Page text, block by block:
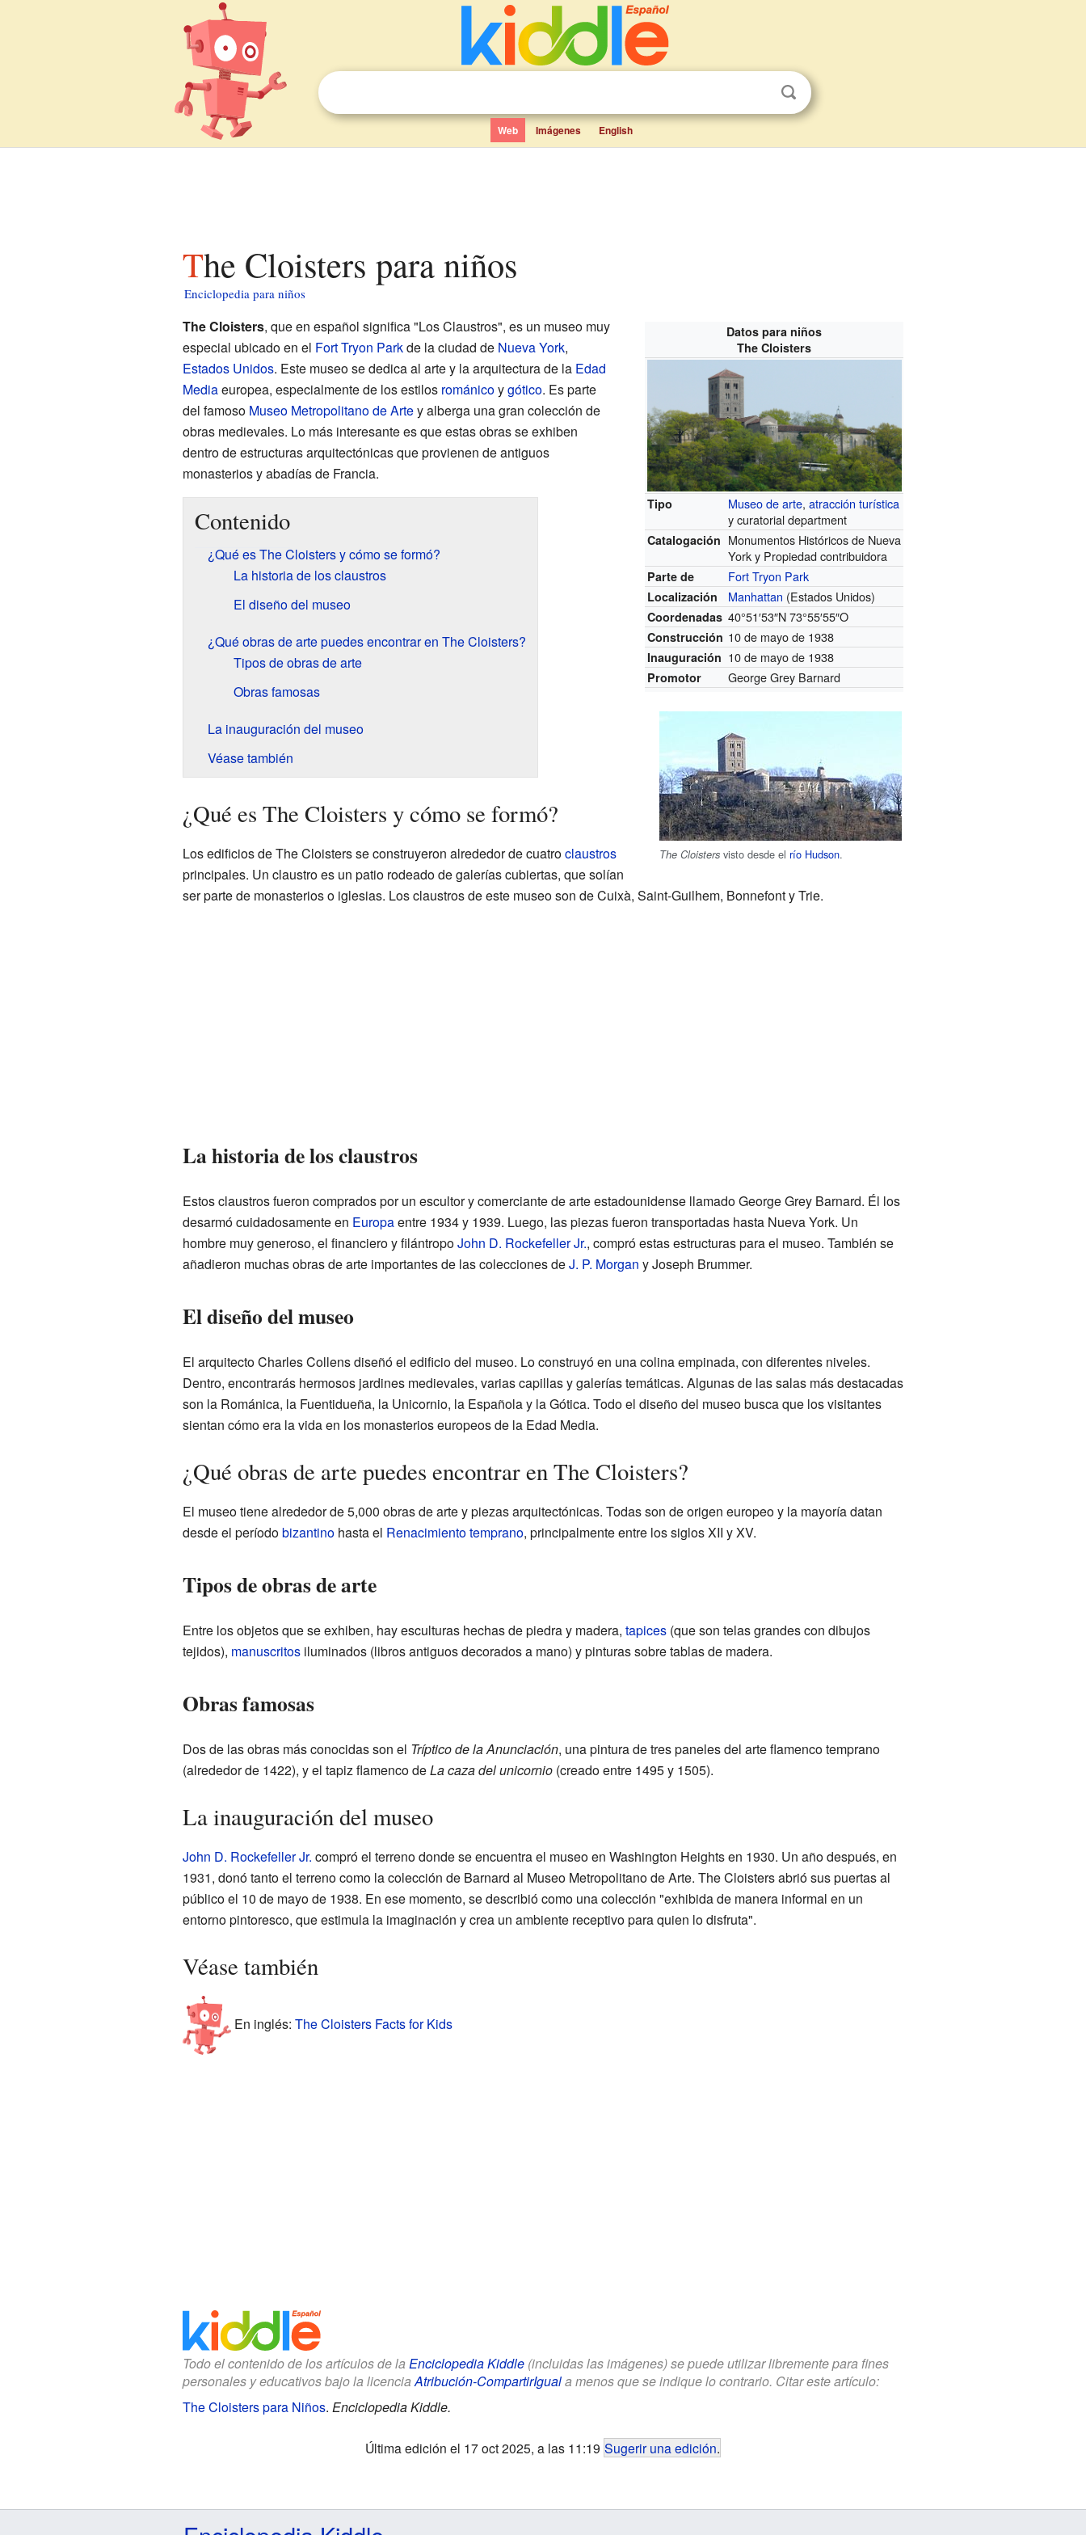
Web Imágenes English
The Cloisters para niños
Enciclopedia para niños
Datos para niños
The Cloisters
Tipo Museo de arte,atracción turística
y curatorial department
Catalogación Monumentos Históricos de Nueva
York y Propiedad contribuidora
Parte de Fort Tryon Park
Localización Manhattan (Estados Unidos)
Coordenadas 40°51′53″N 73°55′55″O
Construcción 10 de mayo de 1938
Inauguración 10 de mayo de 1938
Promotor George Grey Barnard
The Cloisters visto desde elrío Hudson.
The Cloisters, que en español significa "Los Claustros", es un museo muy
especial ubicado en el Fort Tryon Parkde la ciudad de Nueva York,
Estados Unidos. Este museo se dedica al arte y la arquitectura de la Edad
Mediaeuropea, especialmente de los estilos románicoygótico. Es parte
del famoso Museo Metropolitano de Artey alberga una gran colección de
obras medievales. Lo más interesante es que estas obras se exhiben
dentro de estructuras arquitectónicas que provienen de antiguos
monasterios y abadías de Francia.
Contenido
¿Qué es The Cloisters y cómo se formó?
La historia de los claustros
El diseño del museo
¿Qué obras de arte puedes encontrar en The Cloisters?
Tipos de obras de arte
Obras famosas
La inauguración del museo
Véase también
¿Qué es The Cloisters y cómo se formó?
Los edificios de The Cloisters se construyeron alrededor de cuatroclaustros
principales. Un claustro es un patio rodeado de galerías cubiertas, que solían
ser parte de monasterios o iglesias. Los claustros de este museo son de Cuixà, Saint-Guilhem, Bonnefont y Trie.
La historia de los claustros
Estos claustros fueron comprados por un escultor y comerciante de arte estadounidense llamado George Grey Barnard. Él los
desarmó cuidadosamente en Europaentre 1934 y 1939. Luego, las piezas fueron transportadas hasta Nueva York. Un
hombre muy generoso, el financiero y filántropoJohn D. Rockefeller Jr., compró estas estructuras para el museo. También se
añadieron muchas obras de arte importantes de las colecciones deJ. P. Morgan y Joseph Brummer.
El diseño del museo
El arquitecto Charles Collens diseñó el edificio del museo. Lo construyó en una colina empinada, con diferentes niveles.
Dentro, encontrarás hermosos jardines medievales, varias capillas y galerías temáticas. Algunas de las salas más destacadas
son la Románica, la Fuentidueña, la Unicornio, la Española y la Gótica. Todo el diseño del museo busca que los visitantes
sientan cómo era la vida en los monasterios europeos de la Edad Media.
¿Qué obras de arte puedes encontrar en The Cloisters?
El museo tiene alrededor de 5,000 obras de arte y piezas arquitectónicas. Todas son de origen europeo y la mayoría datan
desde el períodobizantinohasta el Renacimiento temprano, principalmente entre los siglos XII y XV.
Tipos de obras de arte
Entre los objetos que se exhiben, hay esculturas hechas de piedra y madera, tapices(que son telas grandes con dibujos
tejidos), manuscritosiluminados (libros antiguos decorados a mano) y pinturas sobre tablas de madera.
Obras famosas
Dos de las obras más conocidas son el Tríptico de la Anunciación, una pintura de tres paneles del arte flamenco temprano
(alrededor de 1422), y el tapiz flamenco deLa caza del unicornio(creado entre 1495 y 1505).
La inauguración del museo
John D. Rockefeller Jr. compró el terreno donde se encuentra el museo en Washington Heights en 1930. Un año después, en
1931, donó tanto el terreno como la colección de Barnard al Museo Metropolitano de Arte. The Cloisters abrió sus puertas al
público el 10 de mayo de 1938. En ese momento, se describió como una colección "exhibida de manera informal en un
entorno pintoresco, que estimula la imaginación y crea un ambiente receptivo para quien lo disfruta".
Véase también
En inglés: The Cloisters Facts for Kids
Todo el contenido de los artículos de la Enciclopedia Kiddle(incluidas las imágenes) se puede utilizar libremente para fines
personales y educativos bajo la licenciaAtribución-CompartirIguala menos que se indique lo contrario. Citar este artículo:
The Cloisters para Niños. Enciclopedia Kiddle.
Última edición el 17 oct 2025, a las 11:19 Sugerir una edición.